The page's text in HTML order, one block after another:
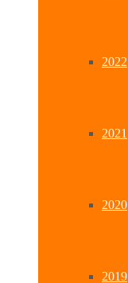
2022
2021
2020
2019